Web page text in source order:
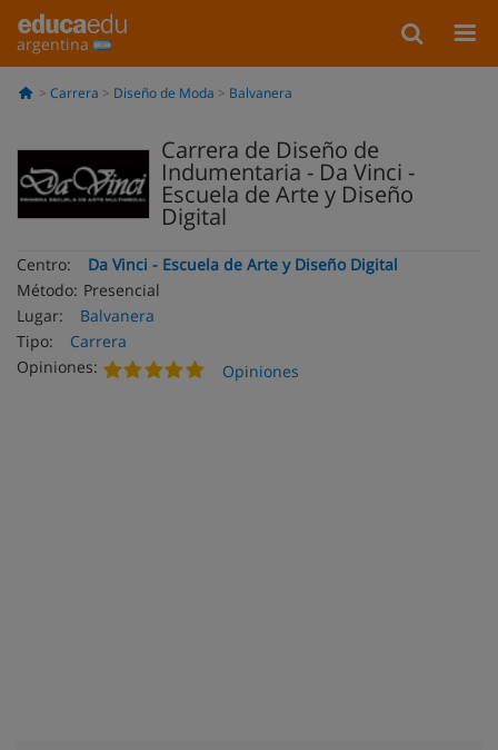
argentina
Carrera Diseño de Moda Balvanera
Carrera de Diseño de
Indumentaria - Da Vinci -
Escuela de Arte y Diseño
Digital
Centro:
Da Vinci - Escuela de Arte y Diseño Digital
Método: Presencial
Lugar:
Balvanera
Tipo:
Carrera
Opiniones:
Opiniones